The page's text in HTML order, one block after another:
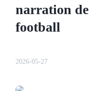
Futures utilisant
narration
football
2026-05-27